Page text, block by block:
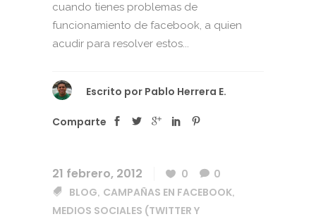
cuando tienes problemas de
funcionamiento de facebook, a quien
acudir para resolver estos...
Escrito por Pablo Herrera E.
Comparte
21 febrero, 2012 0
0
BLOG, CAMPAÑAS EN FACEBOOK,
MEDIOS SOCIALES (TWITTER Y